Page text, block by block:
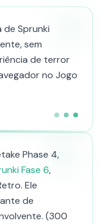
Sprunki
sem
de terror
no Jogo
Phase 4,
Fase 6,
Ele
de
(300